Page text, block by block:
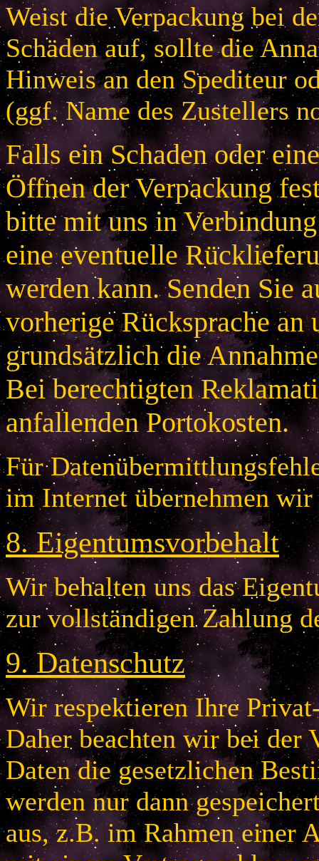
Weist die Verpackung bei
Schäden auf, sollte die
Hinweis an den Spediteur
(ggf. Name des Zustellers
Falls ein Schaden oder
Öffnen der Verpackung
bitte mit uns in
eine eventuelle
werden kann. Senden Sie
vorherige Rücksprache
grundsätzlich die
Bei berechtigten
anfallenden Portokosten.
Für
im Internet übernehmen
8.Eigentumsvorbehalt
Wir behalten uns das
zur vollständigen Zahlung
9.Datenschutz
Wir respektieren Ihre
Daher beachten wir bei der
Daten die gesetzlichen
werden nur dann
aus, z.B. im Rahmen einer